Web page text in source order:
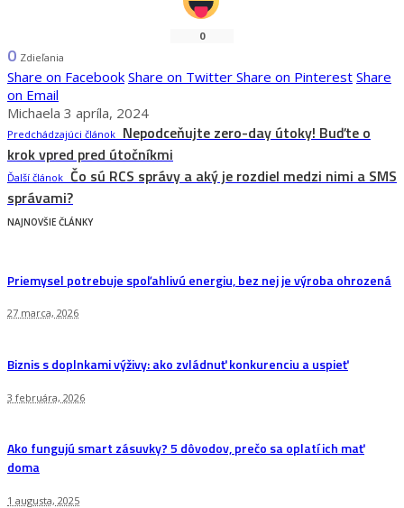
0
0 Zdieľania
Share on Facebook Share on Twitter Share on Pinterest Share
on Email
Michaela 3 apríla, 2024
Predchádzajúci článok Nepodceňujte zero-day útoky! Buďte o
krok vpred pred útočníkmi
Ďalší článok Čo sú RCS správy a aký je rozdiel medzi nimi a SMS
správami?
NAJNOVŠIE ČLÁNKY
Priemysel potrebuje spoľahlivú energiu, bez nej je výroba ohrozená
27 marca, 2026
Biznis s doplnkami výživy: ako zvládnuť konkurenciu a uspieť
3 februára, 2026
Ako fungujú smart zásuvky? 5 dôvodov, prečo sa oplatí ich mať
doma
1 augusta, 2025